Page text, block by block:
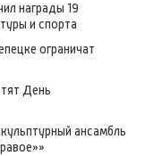
награды 19
и спорта
ограничат
День
ансамбль